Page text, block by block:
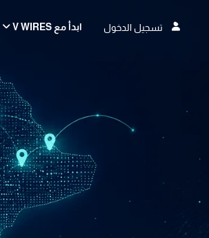
تسجيل الدخول ابدأ مع V WIRES